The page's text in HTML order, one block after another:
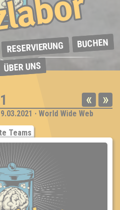
RESERVIERUNG BUCHEN
ÜBER UNS
« »
· World Wide Web
Teams